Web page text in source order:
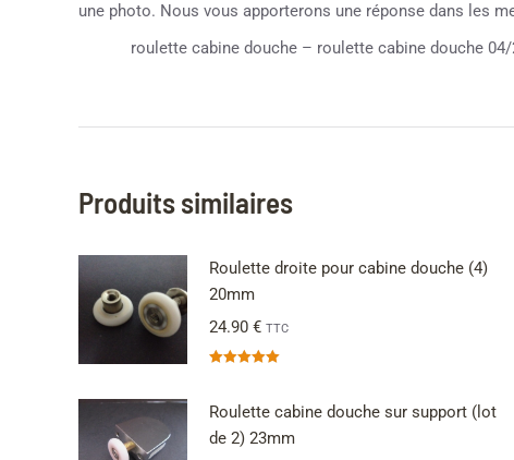
une photo. Nous vous apporterons une réponse dans les
roulette cabine douche – roulette cabine douche 04/
Produits similaires
Roulette droite pour cabine douche (4)
20mm
24.90 € TTC
Roulette cabine douche sur support (lot
de 2) 23mm